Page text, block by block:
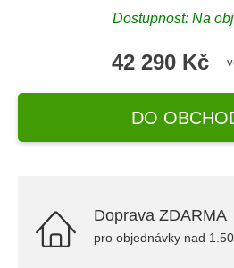
Dostupnost: Na
42 290 Kč
DO
Doprava ZDARMA
pro objednávky nad